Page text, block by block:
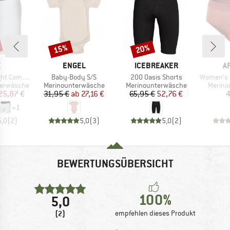
Boxer Brief
Preis
€
+1
(2)
MARKE
ENGEL
Artikel
Baby-Body S/S
Produktgruppe
Merinounterwäsche
Preis
31,95 € reduzierter Preis
ab 27,16 €
5,0(3)
Rabatt
15%
MARKE
ICEBREAKER
Artikel
200 Oasis Shorts
Produktgruppe
Merinounterwäsche
Preis
65,95 € reduzierter Preis
52,76 €
5,0(2)
Rabatt
20%
Artikel
Women's
BEWERTUNGSÜBERSICHT
5,0
(2)
100%
empfehlen dieses Produkt